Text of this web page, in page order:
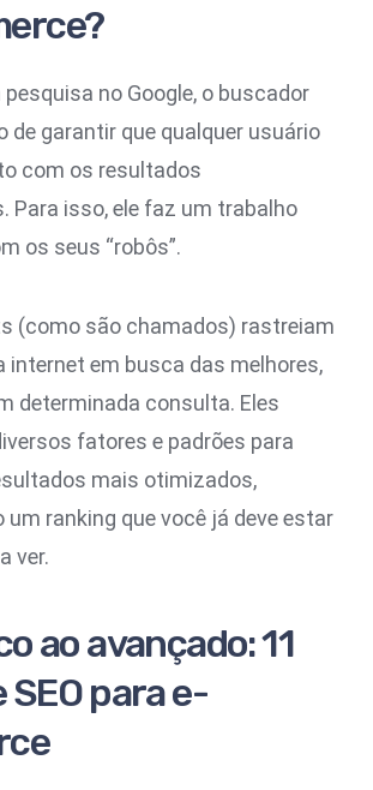
no Google, o buscador
de garantir que qualquer usuário
com os resultados
Para isso, ele faz um trabalho
os seus “robôs”.
(como são chamados) rastreiam
internet em busca das melhores,
determinada consulta. Eles
fatores e padrões para
mais otimizados,
um ranking que você já deve estar
ver.
ao avançado: 11
SEO para e-